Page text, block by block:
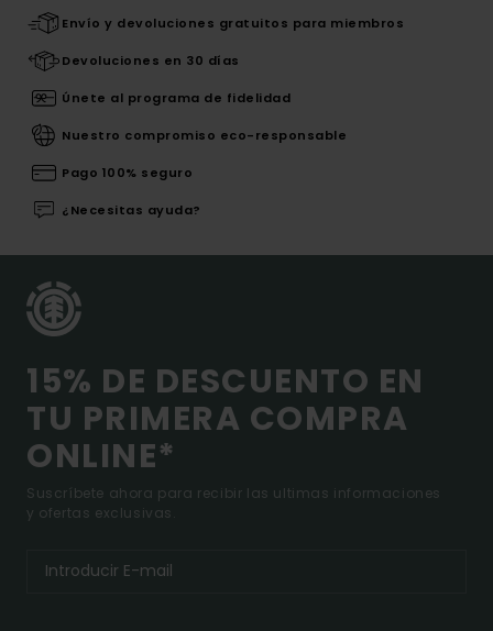
Envío y devoluciones gratuitos para miembros
Devoluciones en 30 días
Únete al programa de fidelidad
Nuestro compromiso eco-responsable
Pago 100% seguro
¿Necesitas ayuda?
15% DE DESCUENTO EN
TU PRIMERA COMPRA
ONLINE*
Suscríbete ahora para recibir las ultimas informaciones
y ofertas exclusivas.